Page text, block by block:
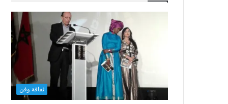
ثقافة وفن